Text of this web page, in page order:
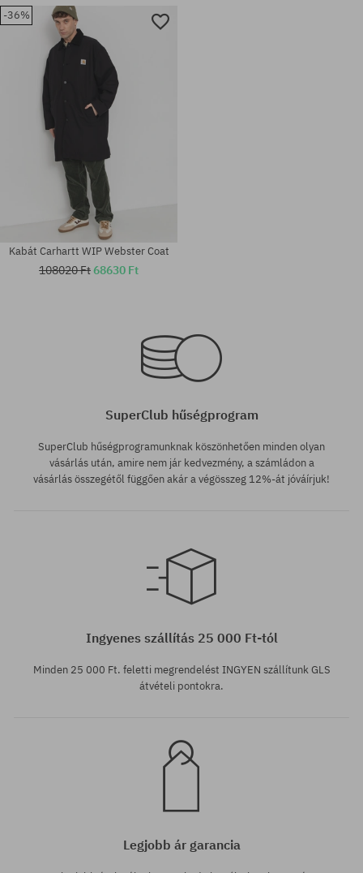
XL
-36%
Kabát Carhartt WIP Webster Coat
108020 Ft68630 Ft
SuperClub hűségprogram
SuperClub hűségprogramunknak köszönhetően minden olyan
vásárlás után, amire nem jár kedvezmény, a számládon a
vásárlás összegétől függően akár a végösszeg 12%-át jóváírjuk!
Ingyenes szállítás 25 000 Ft-tól
Minden 25 000 Ft. feletti megrendelést INGYEN szállítunk GLS
átvételi pontokra.
Legjobb ár garancia